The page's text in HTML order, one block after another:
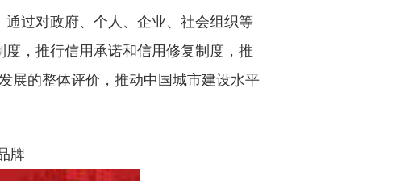
过对政府、个人、企业、社会组织等
，推行信用承诺和信用修复制度，推
展的整体评价，推动中国城市建设水平
牌